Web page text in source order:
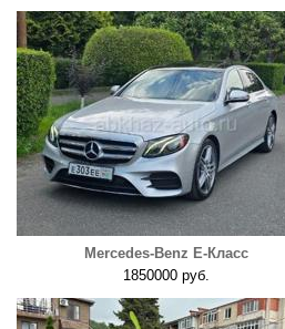
Mercedes-Benz E-Класс
1850000 руб.